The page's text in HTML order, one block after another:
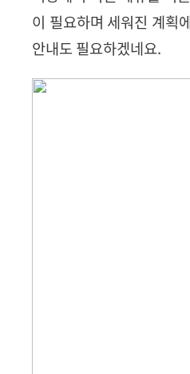
이 필요하며 세워진 계획
안내도 필요하겠네요.